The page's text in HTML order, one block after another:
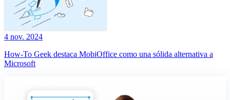
4 nov. 2024
How-To Geek destaca MobiOffice como una sólida alternativa a
Microsoft